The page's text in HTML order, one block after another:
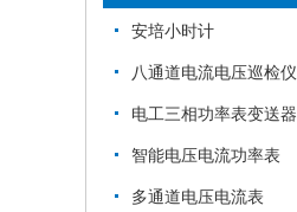
安培小时计
八通道电流电压巡检仪
电工三相功率表变送器
智能电压电流功率表
多通道电压电流表